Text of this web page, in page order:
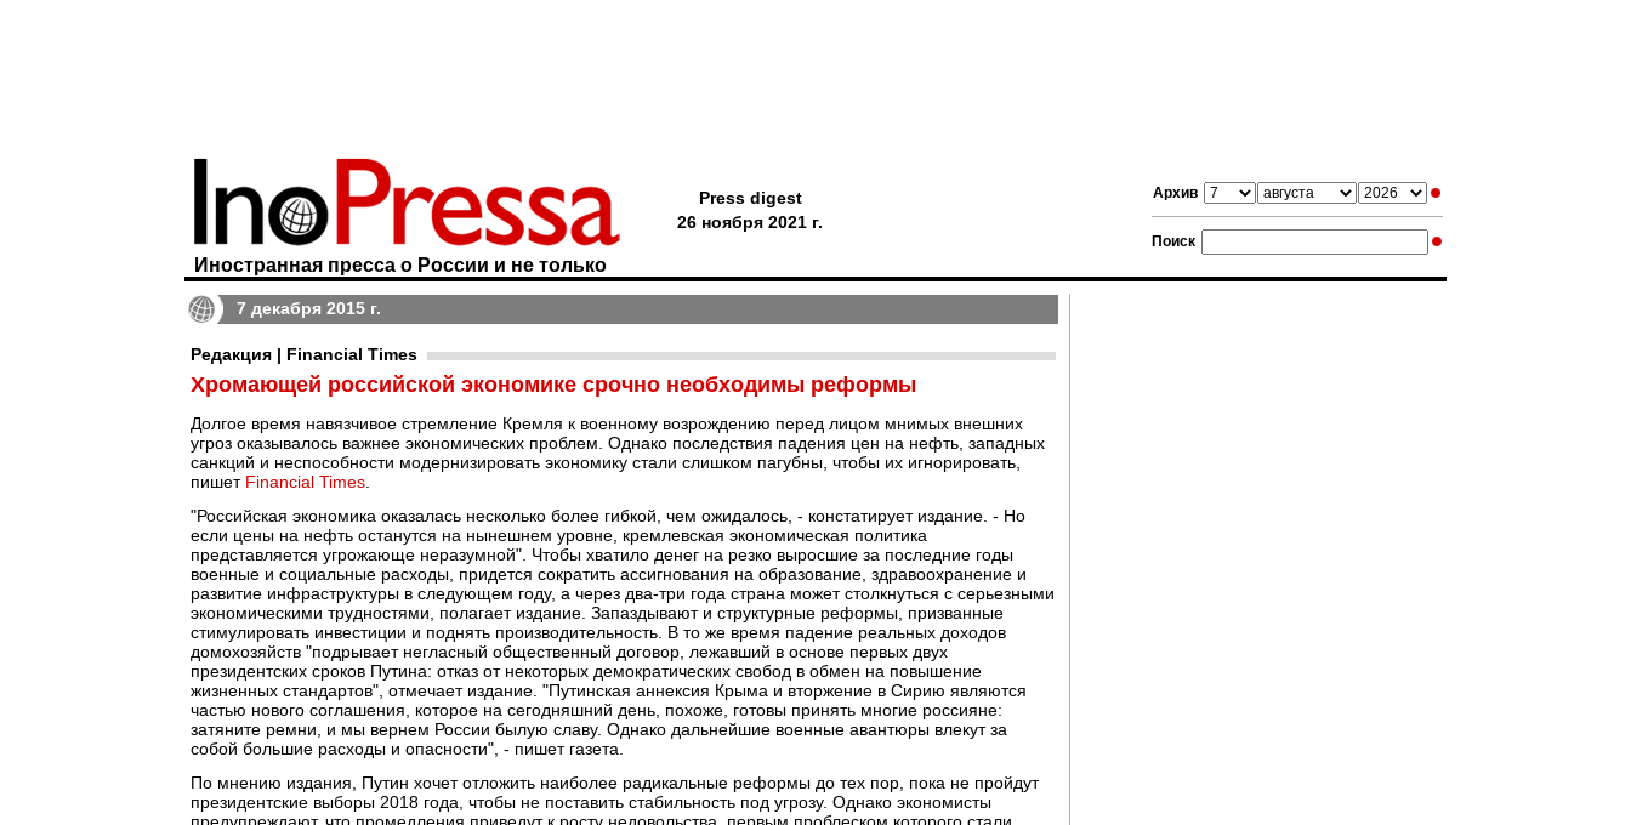
Архив
Поиск
Иностранная пресса о России и не только
Press digest
26 ноября 2021 г.
7 декабря 2015 г.
Редакция | Financial Times
Хромающей российской экономике срочно необходимы реформы
Долгое время навязчивое стремление Кремля к военному возрождению перед лицом мнимых внешних
угроз оказывалось важнее экономических проблем. Однако последствия падения цен на нефть, западных
санкций и неспособности модернизировать экономику стали слишком пагубны, чтобы их игнорировать,
пишет Financial Times
"Российская экономика оказалась несколько более гибкой, чем ожидалось, - констатирует издание. - Но
если цены на нефть останутся на нынешнем уровне, кремлевская экономическая политика
представляется угрожающе неразумной". Чтобы хватило денег на резко выросшие за последние годы
военные и социальные расходы, придется сократить ассигнования на образование, здравоохранение и
развитие инфраструктуры в следующем году, а через два-три года страна может столкнуться с серьезными
экономическими трудностями, полагает издание. Запаздывают и структурные реформы, призванные
стимулировать инвестиции и поднять производительность. В то же время падение реальных доходов
домохозяйств "подрывает негласный общественный договор, лежавший в основе первых двух
президентских сроков Путина: отказ от некоторых демократических свобод в обмен на повышение
жизненных стандартов", отмечает издание. "Путинская аннексия Крыма и вторжение в Сирию являются
частью нового соглашения, которое на сегодняшний день, похоже, готовы принять многие россияне:
затяните ремни, и мы вернем России былую славу. Однако дальнейшие военные авантюры влекут за
собой большие расходы и опасности", - пишет газета.
По мнению издания, Путин хочет отложить наиболее радикальные реформы до тех пор, пока не пройдут
президентские выборы 2018 года, чтобы не поставить стабильность под угрозу. Однако экономисты